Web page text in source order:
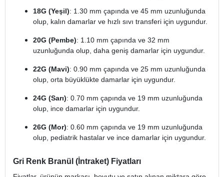
18G (Yeşil): 1.30 mm çapında ve 45 mm uzunluğunda
olup, kalın damarlar ve hızlı sıvı transferi için uygundur.
20G (Pembe): 1.10 mm çapında ve 32 mm
uzunluğunda olup, daha geniş damarlar için uygundur.
22G (Mavi): 0.90 mm çapında ve 25 mm uzunluğunda
olup, orta büyüklükte damarlar için uygundur.
24G (Sarı): 0.70 mm çapında ve 19 mm uzunluğunda
olup, ince damarlar için uygundur.
26G (Mor): 0.60 mm çapında ve 19 mm uzunluğunda
olup, pediatrik hastalar ve ince damarlar için uygundur.
Gri Renk Branül (İntraket) Fiyatları